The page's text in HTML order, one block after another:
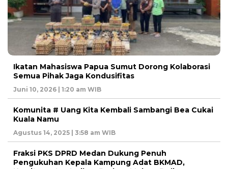
Ikatan Mahasiswa Papua Sumut Dorong Kolaborasi
Semua Pihak Jaga Kondusifitas
Juni 10, 2026 | 1:20 am WIB
Komunita # Uang Kita Kembali Sambangi Bea Cukai
Kuala Namu
Agustus 14, 2025 | 3:58 am WIB
Fraksi PKS DPRD Medan Dukung Penuh
Pengukuhan Kepala Kampung Adat BKMAD,